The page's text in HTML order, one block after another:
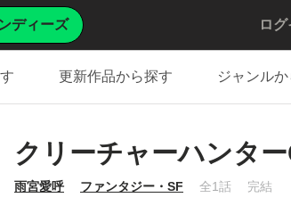
ディーズ ロ
更新作品から探す ジャンル
クリーチャーハンター
雨宮愛呼 ファンタジー・SF 全1話 完結